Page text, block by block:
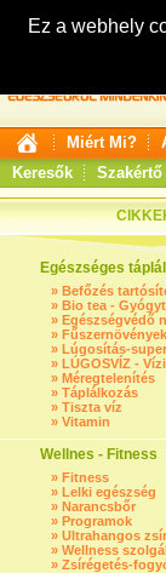
Ez a webhely
Miért Mi?
Keresők
Szakértő
Egészséges
» Befőzés
» Bio tea -
» Egészségvédő
» Fűszernövények
» Lúgosítás-
» LÚGOSVÍZ -
» Méregtelenítés
» Táplálkozás
» Tiszta víz
» Vitamin
Wellnes - Fitness
» Fitness
» Lelki egészség
» Narancsbőr
» Programok
» Ultrahangos
» Wellness
» Zsírégetés-